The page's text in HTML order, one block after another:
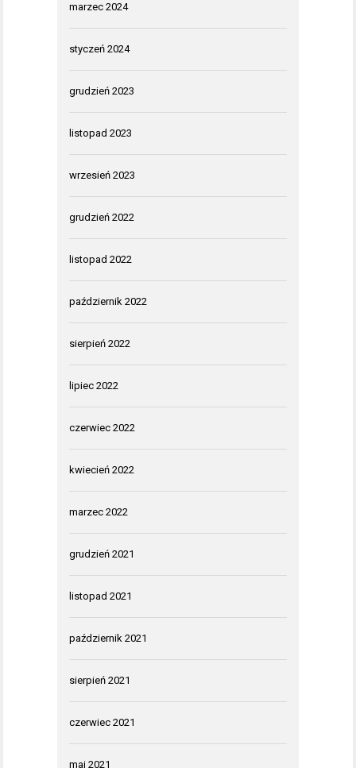
marzec 2024
styczeń 2024
grudzień 2023
listopad 2023
wrzesień 2023
grudzień 2022
listopad 2022
październik 2022
sierpień 2022
lipiec 2022
czerwiec 2022
kwiecień 2022
marzec 2022
grudzień 2021
listopad 2021
październik 2021
sierpień 2021
czerwiec 2021
maj 2021